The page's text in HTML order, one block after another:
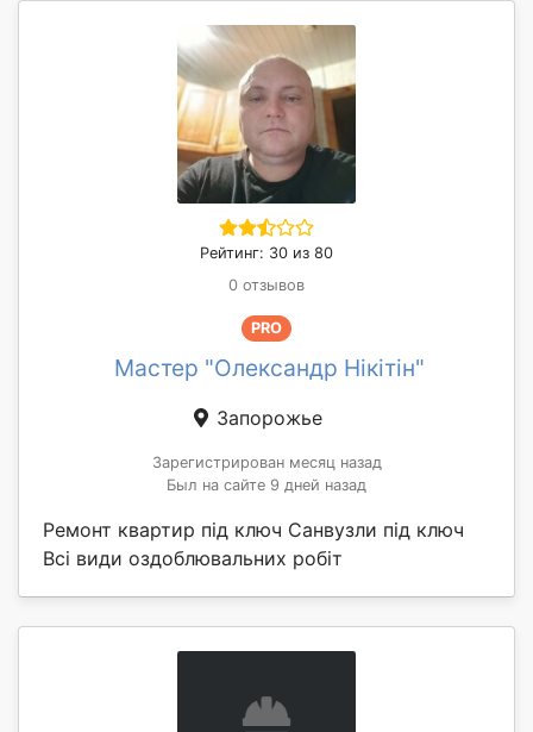
Рейтинг: 30 из 80
0 отзывов
PRO
Мастер "Олександр Нікітін"
Запорожье
Зарегистрирован месяц назад
Был на сайте 9 дней назад
Ремонт квартир під ключ Санвузли під ключ
Всі види оздоблювальних робіт